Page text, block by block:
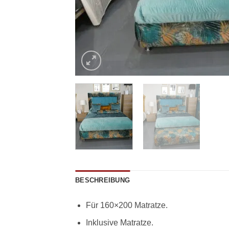
BESCHREIBUNG
Für 160×200 Matratze.
Inklusive Matratze.